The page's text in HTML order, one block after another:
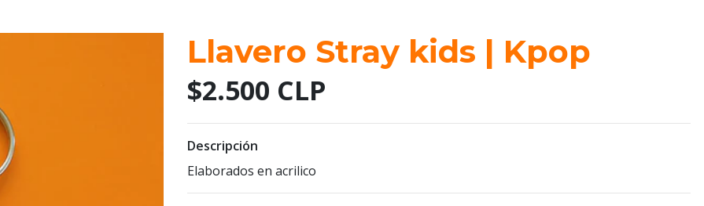
Llavero Stray kids | Kpop
$2.500 CLP
Descripción
Elaborados en acrilico